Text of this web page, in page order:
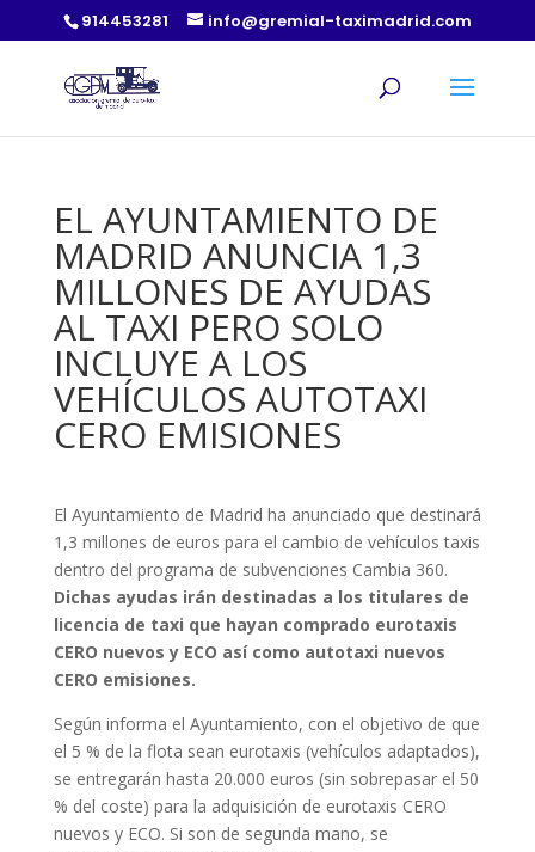
914453281 info@gremial-taximadrid.com
EL AYUNTAMIENTO DE
MADRID ANUNCIA 1,3
MILLONES DE AYUDAS
AL TAXI PERO SOLO
INCLUYE A LOS
VEHÍCULOS AUTOTAXI
CERO EMISIONES
El Ayuntamiento de Madrid ha anunciado que destinará
1,3 millones de euros para el cambio de vehículos taxis
dentro del programa de subvenciones Cambia 360.
Dichas ayudas irán destinadas a los titulares de
licencia de taxi que hayan comprado eurotaxis
CERO nuevos y ECO así como autotaxi nuevos
CERO emisiones.
Según informa el Ayuntamiento, con el objetivo de que
el 5 % de la flota sean eurotaxis (vehículos adaptados),
se entregarán hasta 20.000 euros (sin sobrepasar el 50
% del coste) para la adquisición de eurotaxis CERO
nuevos y ECO. Si son de segunda mano, se